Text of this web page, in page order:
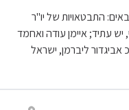
התבטאויות של יו"ר
יש עתיד; איימן עודה ואחמד
ליברמן, ישראל